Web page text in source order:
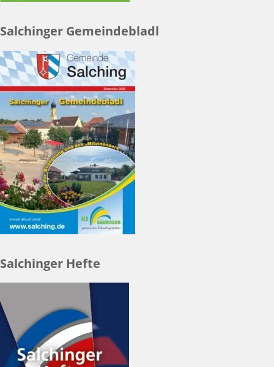
Salchinger Gemeindebladl
Salchinger Hefte